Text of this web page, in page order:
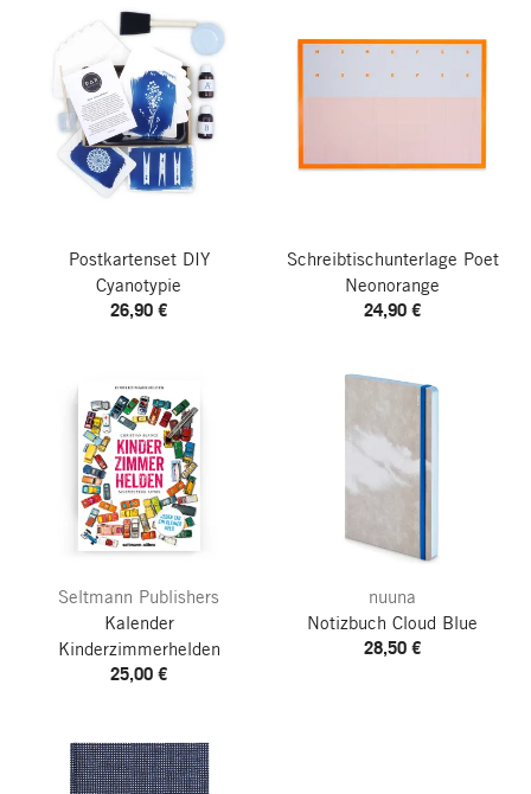
Postkartenset DIY
Cyanotypie
26,90 €
Schreibtischunterlage Poet
Neonorange
24,90 €
Seltmann Publishers
Kalender
Kinderzimmerhelden
25,00 €
nuuna
Notizbuch Cloud Blue
28,50 €